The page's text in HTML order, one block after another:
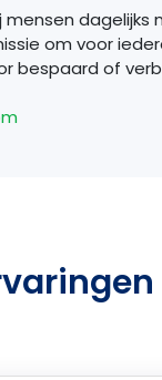
mensen
om voor
bespaard of